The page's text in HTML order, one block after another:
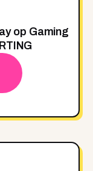
op Gaming